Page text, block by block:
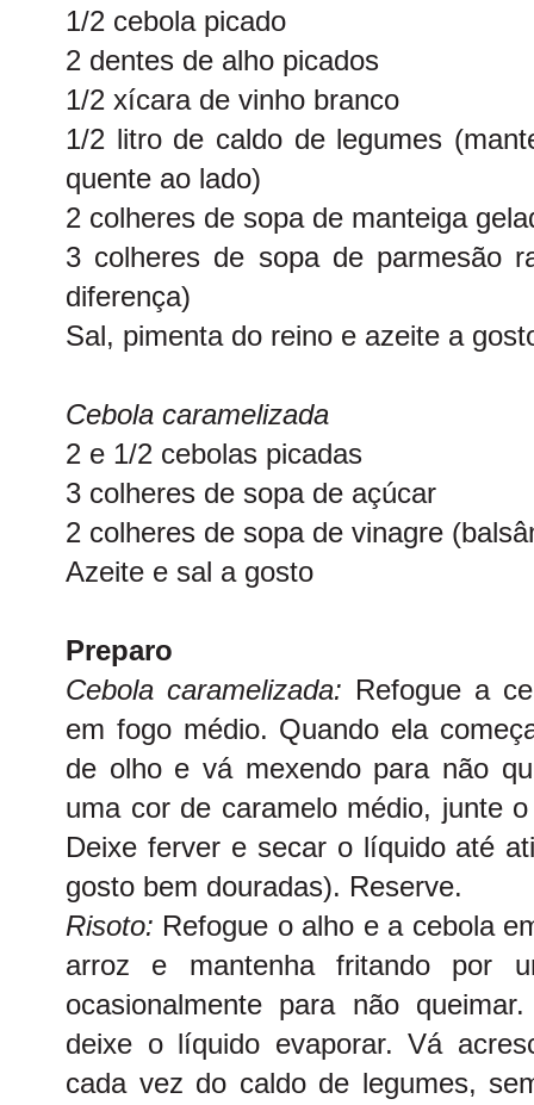
1/2 cebola picado
2 dentes de alho picados
1/2 xícara de vinho branco
1/2 litro de caldo de legumes
quente ao lado)
2 colheres de sopa de manteiga
3 colheres de sopa de parmesão
diferença)
Sal, pimenta do reino e azeite a
Cebola caramelizada
2 e 1/2 cebolas picadas
3 colheres de sopa de açúcar
2 colheres de sopa de vinagre
Azeite e sal a gosto
Preparo
Cebola caramelizada: Refogue a
em fogo médio. Quando ela
de olho e vá mexendo para não
uma cor de caramelo médio, junte
Deixe ferver e secar o líquido até
gosto bem douradas). Reserve.
Risoto: Refogue o alho e a cebola
arroz e mantenha fritando por
ocasionalmente para não
deixe o líquido evaporar. Vá
cada vez do caldo de legumes,